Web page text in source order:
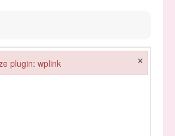
plugin: wplink ×
plugin: wplink